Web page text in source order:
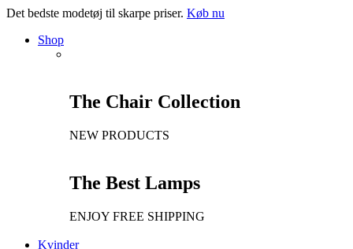
Det bedste modetøj til skarpe priser. Køb nu
Shop
The Chair Collection
NEW PRODUCTS
The Best Lamps
ENJOY FREE SHIPPING
Kvinder